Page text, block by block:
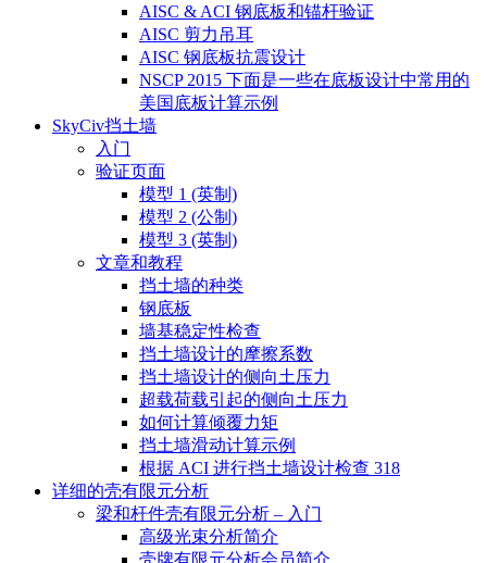
AISC & ACI 钢底板和锚杆验证
AISC 剪力吊耳
AISC 钢底板抗震设计
NSCP 2015 下面是一些在底板设计中常用的
美国底板计算示例
SkyCiv挡土墙
入门
验证页面
模型 1 (英制)
模型 2 (公制)
模型 3 (英制)
文章和教程
挡土墙的种类
钢底板
墙基稳定性检查
挡土墙设计的摩擦系数
挡土墙设计的侧向土压力
超载荷载引起的侧向土压力
如何计算倾覆力矩
挡土墙滑动计算示例
根据 ACI 进行挡土墙设计检查 318
详细的壳有限元分析
梁和杆件壳有限元分析 – 入门
高级光束分析简介
壳牌有限元分析会员简介